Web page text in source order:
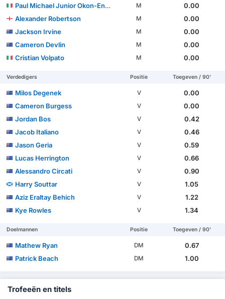
Paul Michael Junior Okon-Engstler
M
0.00
Alexander Robertson
M
0.00
Jackson Irvine
M
0.00
Cameron Devlin
M
0.00
Cristian Volpato
M 0.00
Verdedigers Positie Toegeven / 90'
Milos Degenek V
0.00
Cameron Burgess
V
0.00
Jordan Bos
V
0.42
Jacob Italiano
V
0.46
Jason Geria
V
0.59
Lucas Herrington
V
0.66
Alessandro Circati
V
0.90
Harry Souttar
V
1.05
Aziz Eraltay Behich
V
1.22
Kye Rowles
V 1.34
Doelmannen Positie Toegeven / 90'
Mathew Ryan DM
0.67
Patrick Beach
DM 1.00
Trofeeën en titels